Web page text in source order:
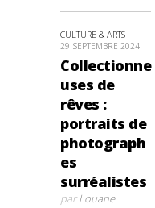
CULTURE & ARTS
29 SEPTEMBRE 2024
Collectionne
uses de
rêves :
portraits de
photograph
es
surréalistes
parLouane